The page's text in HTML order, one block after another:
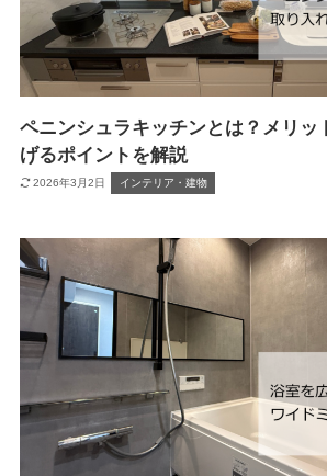
ペニンシュラキッチンとは？メリッ
げるポイントを解説
2026年3月2日 インテリア・建物